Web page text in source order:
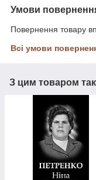
Умови
Повернення товару
Всі умови
З цим товаром